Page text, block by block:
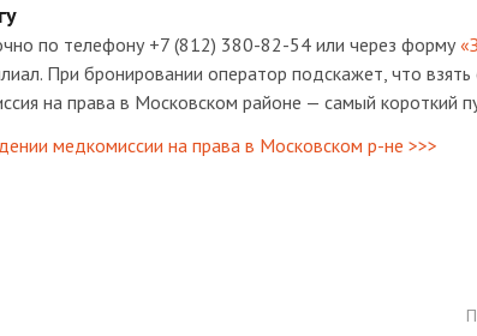
по телефону +7 (812) 380-82-54 или через форму
При бронировании оператор подскажет, что взять
на права в Московском районе — самый короткий
медкомиссии на права в Московском р-не >>>